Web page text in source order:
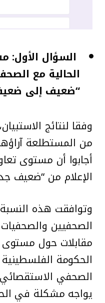
السؤال الأول:
الحالية مع
“ضعيف إلى
أجابوا أن مستوى
الإعلام من “ضعيف
وتوافقت هذه
الصحفيين
مقابلات حول مستوى
الحكومة
الصحفي
يواجه مشكلة في